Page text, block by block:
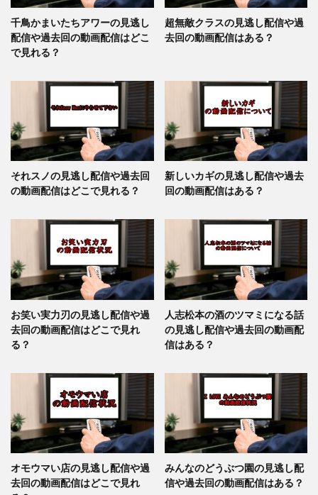
千鳥かまいたちアワーの見逃し
配信や過去回の動画配信はどこ
で見れる？
超無敵クラスの見逃し配信や過
去回の動画配信はある？
それスノの見逃し配信や過去回
の動画配信はどこで見れる？
新しいカギの見逃し配信や過去
回の動画配信はある？
お笑い実力刃の見逃し配信や過
去回の動画配信はどこで見れ
る？
人志松本の酒のツマミになる話
の見逃し配信や過去回の動画配
信はある？
オモウマい店の見逃し配信や過
去回の動画配信はどこで見れ
みんなのどうぶつ園の見逃し配
信や過去回の動画配信はある？